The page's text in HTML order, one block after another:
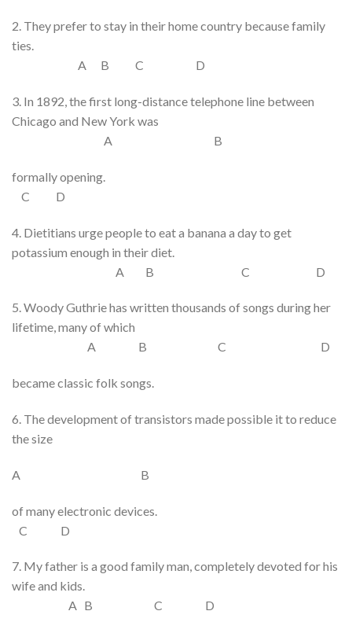
2. They preferto stay in theirhomecountry becausefamily
ties.
A B C D
3. In 1892, the first long-distancetelephone line between
Chicago and New York was
A B
formallyopening.
C D
4. Dietitians urge peopleto eata banana a day to get
potassium enough in their diet
A B C D
5. Woody Guthriehas written thousands of songs duringher
lifetime, many ofwhich
A B C D
became classic folk songs.
6. Thedevelopment oftransistors madepossible itto reduce
the size
A B
of manyelectronic devices
C D
7. My father is a good family man,completelydevoted forhis
wife and kids.
A B C D